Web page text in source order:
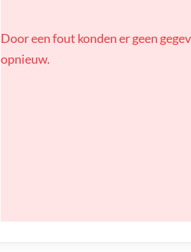
Door een fout konden er geen
opnieuw.